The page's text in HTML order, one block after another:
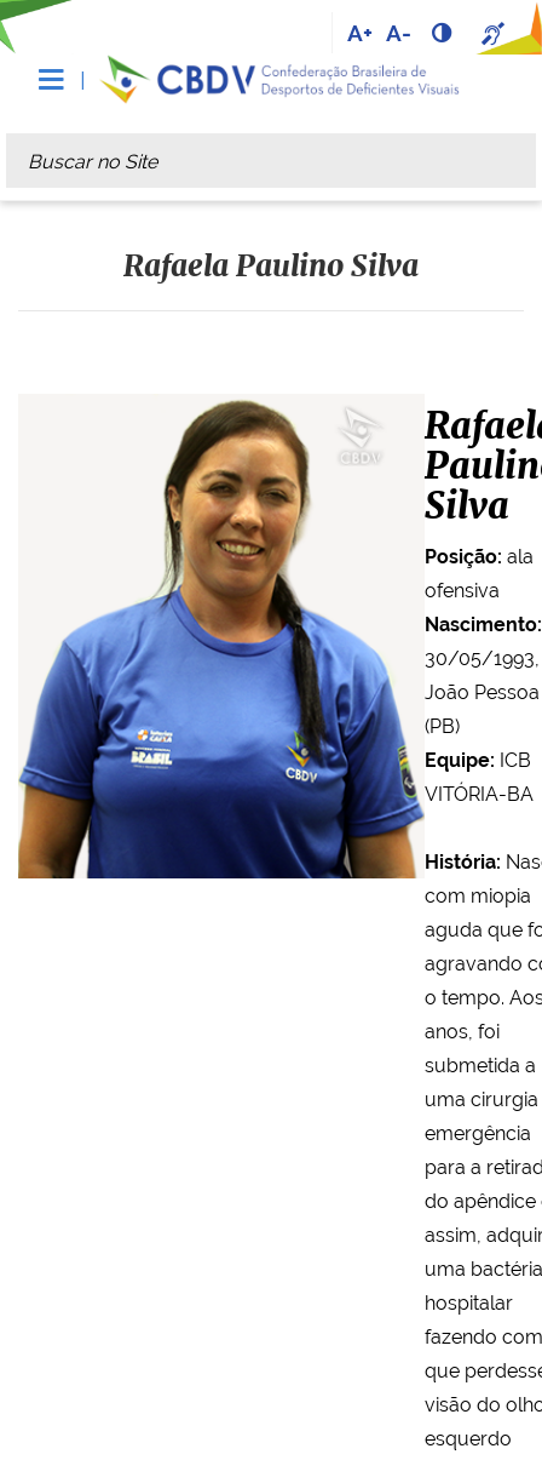
A+ A-
Busca
Busca Avançada…
Rafaela Paulino Silva
Silva
Posição: ala
ofensiva
Nascimento:
30/05/1993,
João Pessoa
(PB)
Equipe: ICB
VITÓRIA-BA
História:
com miopia
aguda que
agravando
o tempo.
anos, foi
submetida a
uma cirurgia
emergência
para a
do apêndice
assim,
uma bactéria
hospitalar
fazendo com
que
visão do
esquerdo